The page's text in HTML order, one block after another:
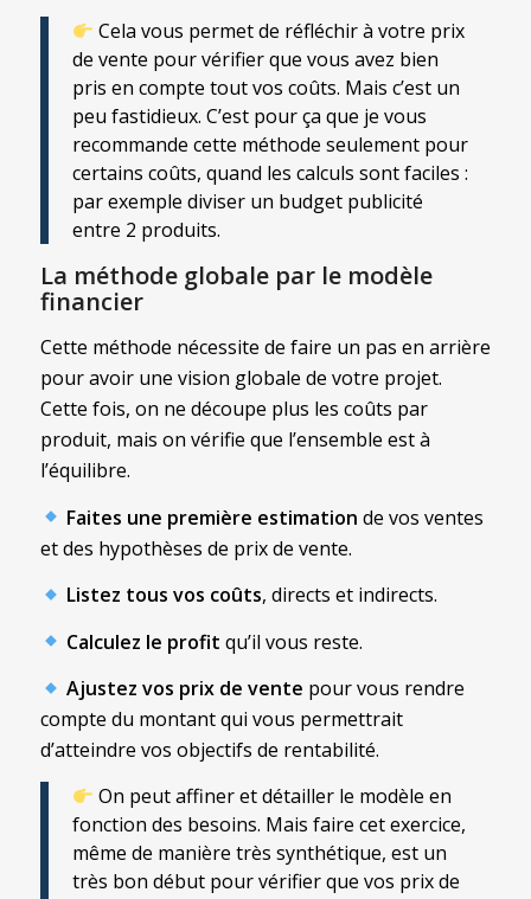
Cela vous permet de réfléchir à votre prix
de vente pour vérifier que vous avez bien
pris en compte tout vos coûts. Mais c’est un
peu fastidieux. C’est pour ça que je vous
recommande cette méthode seulement pour
certains coûts, quand les calculs sont faciles :
par exemple diviser un budget publicité
entre 2 produits.
La méthode globale par le modèle
financier
Cette méthode nécessite de faire un pas en arrière
pour avoir une vision globale de votre projet.
Cette fois, on ne découpe plus les coûts par
produit, mais on vérifie que l’ensemble est à
l’équilibre.
Faites une première estimation de vos ventes
et des hypothèses de prix de vente.
Listez tous vos coûts, directs et indirects.
Calculez le profit qu’il vous reste.
Ajustez vos prix de vente pour vous rendre
compte du montant qui vous permettrait
d’atteindre vos objectifs de rentabilité.
On peut affiner et détailler le modèle en
fonction des besoins. Mais faire cet exercice,
même de manière très synthétique, est un
très bon début pour vérifier que vos prix de